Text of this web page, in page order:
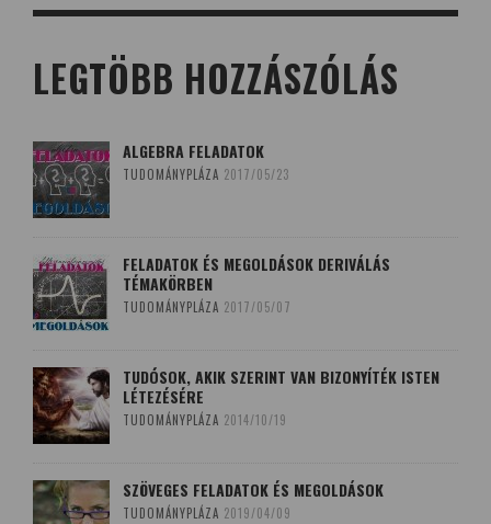
LEGTÖBB HOZZÁSZÓLÁS
ALGEBRA FELADATOK
TUDOMÁNYPLÁZA 2017/05/23
FELADATOK ÉS MEGOLDÁSOK DERIVÁLÁS
TÉMAKÖRBEN
TUDOMÁNYPLÁZA 2017/05/07
TUDÓSOK, AKIK SZERINT VAN BIZONYÍTÉK ISTEN
LÉTEZÉSÉRE
TUDOMÁNYPLÁZA 2014/10/19
SZÖVEGES FELADATOK ÉS MEGOLDÁSOK
TUDOMÁNYPLÁZA 2019/04/09